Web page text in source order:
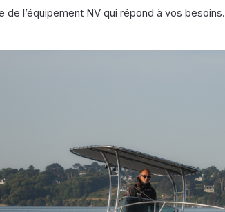
l’équipement NV qui répond à vos besoins.